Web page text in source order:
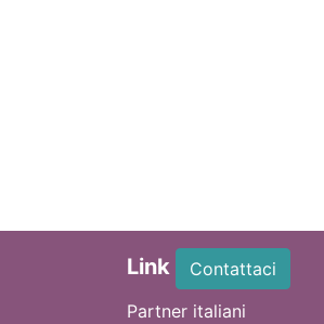
Link
Contattaci
Partner italiani